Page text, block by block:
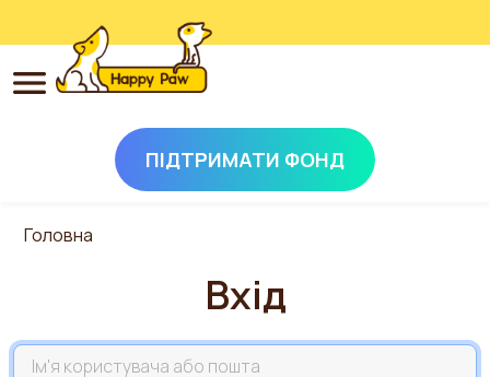
ПІДТРИМАТИ ФОНД
Головна
Вхід
Назва акаунта